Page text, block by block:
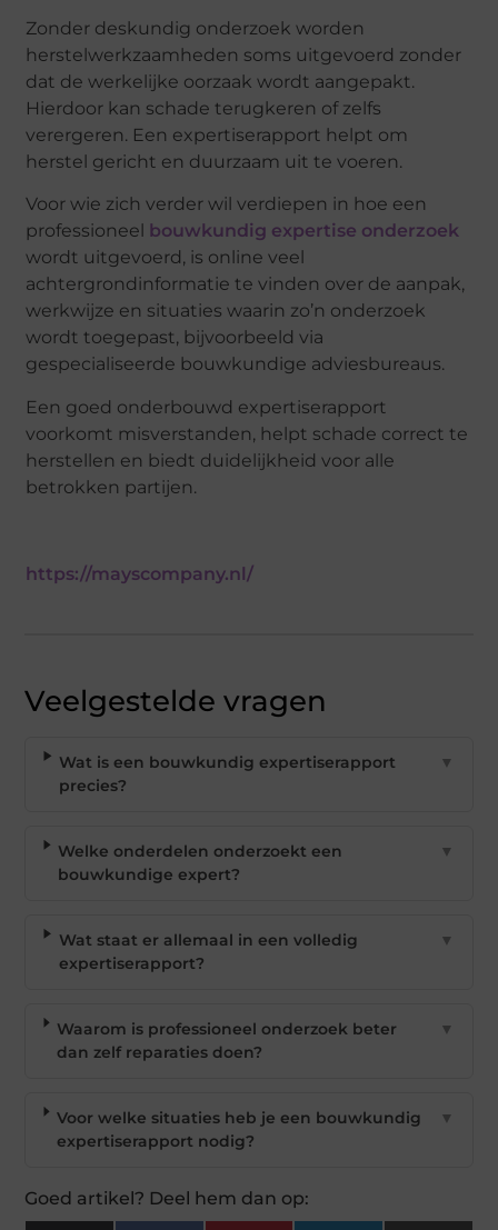
Zonder deskundig onderzoek worden
herstelwerkzaamheden soms uitgevoerd zonder
dat de werkelijke oorzaak wordt aangepakt.
Hierdoor kan schade terugkeren of zelfs
verergeren. Een expertiserapport helpt om
herstel gericht en duurzaam uit te voeren.
Voor wie zich verder wil verdiepen in hoe een
professioneel
bouwkundig expertise onderzoek
wordt uitgevoerd, is online veel
achtergrondinformatie te vinden over de aanpak,
werkwijze en situaties waarin zo’n onderzoek
wordt toegepast, bijvoorbeeld via
gespecialiseerde bouwkundige adviesbureaus.
Een goed onderbouwd expertiserapport
voorkomt misverstanden, helpt schade correct te
herstellen en biedt duidelijkheid voor alle
betrokken partijen.
https://mayscompany.nl/
Veelgestelde vragen
Wat is een bouwkundig expertiserapport
precies?
▼
Welke onderdelen onderzoekt een
bouwkundige expert?
▼
Wat staat er allemaal in een volledig
expertiserapport?
▼
Waarom is professioneel onderzoek beter
dan zelf reparaties doen?
▼
Voor welke situaties heb je een bouwkundig
expertiserapport nodig?
▼
Goed artikel? Deel hem dan op: